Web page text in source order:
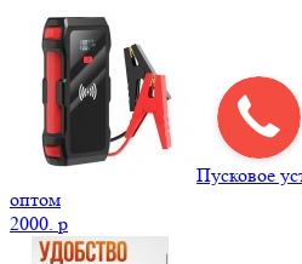
Пусковое
оптом
2000. p